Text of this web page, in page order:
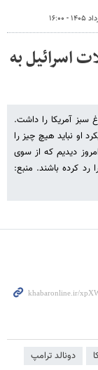
اسرائیل به
سبز آمریکا را داشت.
او نباید هیچ چیز را
دیدیم که از سوی
کرده باشند. منبع:
دونالد ترامپ